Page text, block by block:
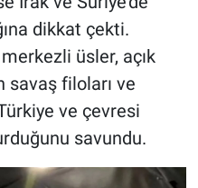
dikkat çekti.
merkezli üsler, açık
savaş filoları ve
ve çevresi
savundu.